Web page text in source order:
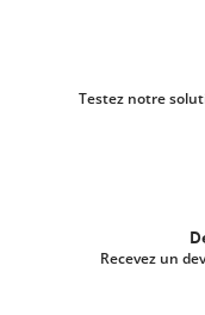
Testez notre
Recevez un